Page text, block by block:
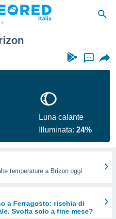
...
Luna calante
Illuminata:24%
temperature a Brizon oggi
a Ferragosto: rischia di
Svolta solo a fine mese?